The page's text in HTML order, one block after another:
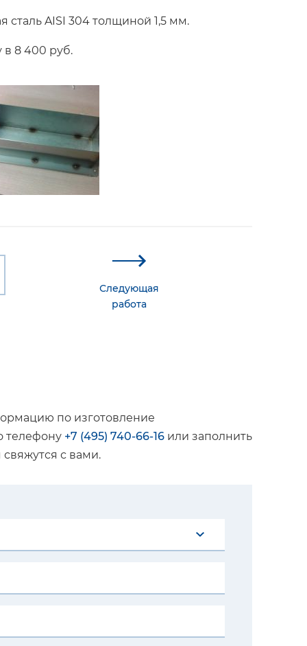
AISI 304 толщиной 1,5 мм.
в 8 400 руб.
Следующая
работа
по изготовление
телефону +7 (495) 740-66-16 или заполнить
с вами.